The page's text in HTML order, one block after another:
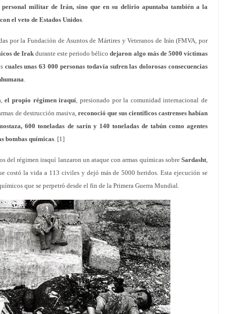
militar de Irán, sino que en su delirio apuntaba también a la
el veto de Estados Unidos.
por la Fundación de Asuntos de Mártires y Veteranos de Irán (FMVA, por
de Irakdurante este periodo bélicodejaron algo más de 5000 víctimas
cuales unas 63 000 personas todavía sufren las dolorosas consecuencias
.
el propio régimen iraquí, presionado por la comunidad internacional de
de destrucción masiva, reconoció que sus científicos castrenses habían
600 toneladas de sarín y 140 toneladas de tabún como agentes
bombas químicas. [1]
del régimen iraquí lanzaron un ataque con armas químicas sobre Sardasht,
costó la vida a 113 civiles y dejó más de 5000 heridos. Esta ejecución se
que se perpetró desde el fin de la Primera Guerra Mundial.